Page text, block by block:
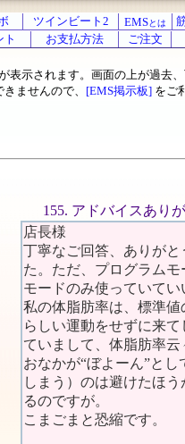
ツインビート2 EMSとは
ト お支払方法 ご注文
示されます。画面の上が過去、
ませんので、 [EMS掲示板] をご
155. アドバイスあり
店長様
丁寧なご回答、ありが
た。ただ、プログラム
モードのみ使っていてい
私の体脂肪率は、標準
らしい運動をせずに来
ていまして、体脂肪率
おなかが“ぼよーん”と
しまう）のは避けたほ
るのですが。
こまごまと恐縮です。